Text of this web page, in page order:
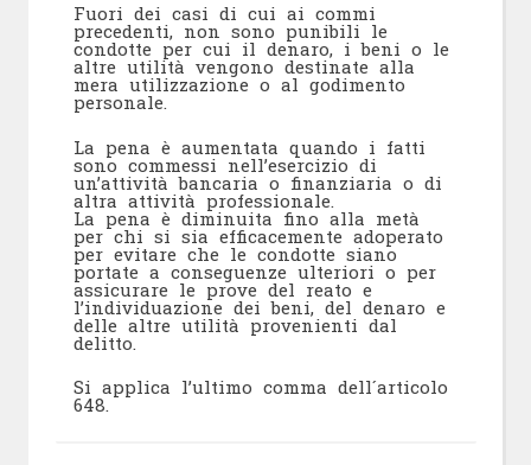
Fuori dei casi di cui ai commi
precedenti, non sono punibili le
condotte per cui il denaro, i beni o le
altre utilità vengono destinate alla
mera utilizzazione o al godimento
personale.
La pena è aumentata quando i fatti
sono commessi nell’esercizio di
un’attività bancaria o finanziaria o di
altra attività professionale.
La pena è diminuita fino alla metà
per chi si sia efficacemente adoperato
per evitare che le condotte siano
portate a conseguenze ulteriori o per
assicurare le prove del reato e
l’individuazione dei beni, del denaro e
delle altre utilità provenienti dal
delitto.
Si applica l’ultimo comma dell´articolo
648.